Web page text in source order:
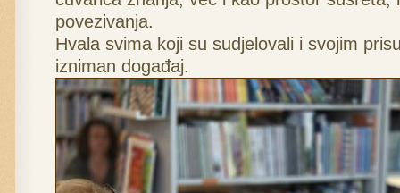
povezivanja.
Hvala svima koji su sudjelovali i svojim
izniman događaj.